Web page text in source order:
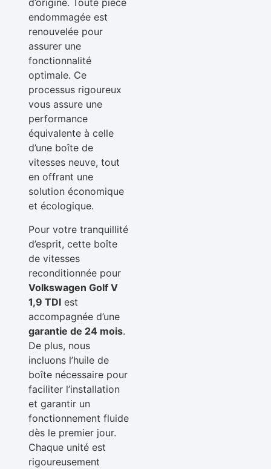
d’origine. Toute pièce
endommagée est
renouvelée pour
assurer une
fonctionnalité
optimale. Ce
processus rigoureux
vous assure une
performance
équivalente à celle
d’une boîte de
vitesses neuve, tout
en offrant une
solution économique
et écologique.
Pour votre tranquillité
d’esprit, cette boîte
de vitesses
reconditionnée pour
Volkswagen Golf V
1,9 TDIest
accompagnée d’une
garantie de 24 mois.
De plus, nous
incluons l’huile de
boîte nécessaire pour
faciliter l’installation
et garantir un
fonctionnement fluide
dès le premier jour.
Chaque unité est
rigoureusement